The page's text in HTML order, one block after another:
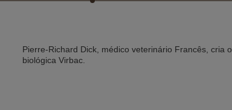
Pierre-Richard Dick, médico veterinário Francês, cria o
biológica Virbac.